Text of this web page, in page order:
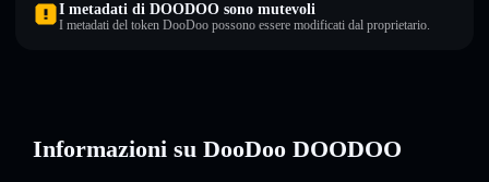
I metadati di DOODOO sono mutevoli
I metadati del token DooDoo possono essere modificati dal proprietario.
Informazioni su DooDoo DOODOO